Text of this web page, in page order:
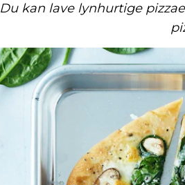
Du kan lave lynhurtige